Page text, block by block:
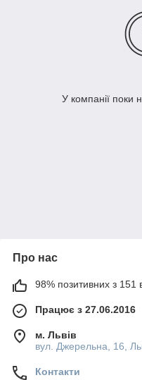
У компанії поки
Про нас
98% позитивних з 151
Працює з 27.06.2016
м. Львів
вул. Джерельна, 16,
Контакти